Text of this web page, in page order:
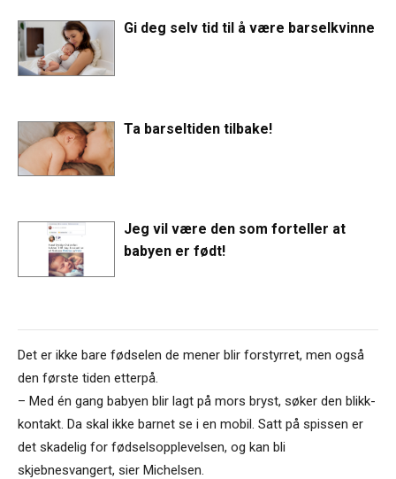
Gi deg selv tid til å være barselkvinne
Ta barseltiden tilbake!
Jeg vil være den som forteller at
babyen er født!
Det er ikke bare fødselen de mener blir forstyrret, men også
den første tiden etterpå.
– Med én gang babyen blir lagt på mors bryst, søker den blikk-
kontakt. Da skal ikke barnet se i en mobil. Satt på spissen er
det skadelig for fødselsopplevelsen, og kan bli
skjebnesvangert, sier Michelsen.